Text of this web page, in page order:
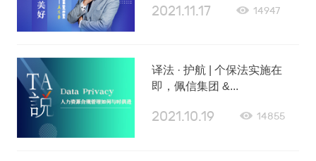
2021.11.17 14947
译法 · 护航 | 个保法实施在
即，佩信集团 &...
2021.10.19 14855